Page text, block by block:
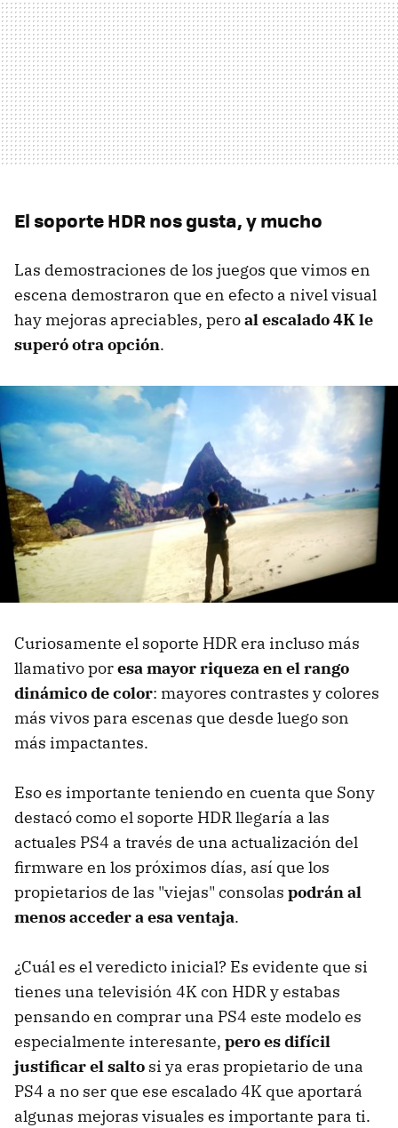
El soporte HDR nos gusta, y mucho
Las demostraciones de los juegos que vimos en
escena demostraron que en efecto a nivel visual
hay mejoras apreciables, peroal escalado 4K le
superó otra opción.
Curiosamente el soporte HDR era incluso más
llamativo poresa mayor riqueza en el rango
dinámico de color: mayores contrastes y colores
más vivos para escenas que desde luego son
más impactantes.
Eso es importante teniendo en cuenta que Sony
destacó como el soporte HDR llegaría a las
actuales PS4 a través de una actualización del
firmware en los próximos días, así que los
propietarios de las "viejas" consolas podrán al
menos acceder a esa ventaja.
¿Cuál es el veredicto inicial? Es evidente que si
tienes una televisión 4K con HDR y estabas
pensando en comprar una PS4 este modelo es
especialmente interesante, pero es difícil
justificar el salto si ya eras propietario de una
PS4 a no ser que ese escalado 4K que aportará
algunas mejoras visuales es importante para ti.